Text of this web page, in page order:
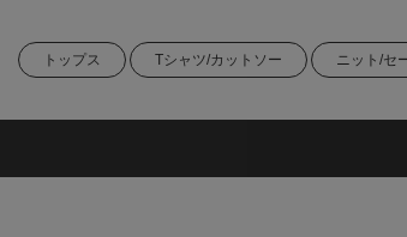
トップス Tシャツ/カットソー ニット/セ